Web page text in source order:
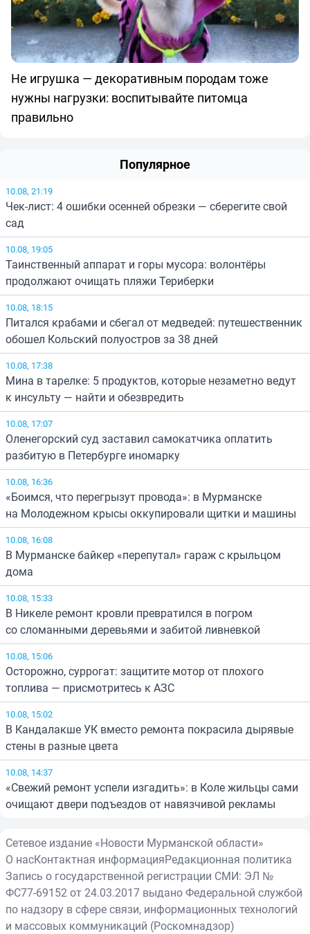
Не игрушка — декоративным породам тоже
нужны нагрузки: воспитывайте питомца
правильно
Популярное
10.08, 21:19
Чек-лист: 4 ошибки осенней обрезки — сберегите свой
сад
10.08, 19:05
Таинственный аппарат и горы мусора: волонтёры
продолжают очищать пляжи Териберки
10.08, 18:15
Питался крабами и сбегал от медведей: путешественник
обошел Кольский полуостров за 38 дней
10.08, 17:38
Мина в тарелке: 5 продуктов, которые незаметно ведут
к инсульту — найти и обезвредить
10.08, 17:07
Оленегорский суд заставил самокатчика оплатить
разбитую в Петербурге иномарку
10.08, 16:36
«Боимся, что перегрызут провода»: в Мурманске
на Молодежном крысы оккупировали щитки и машины
10.08, 16:08
В Мурманске байкер «перепутал» гараж с крыльцом
дома
10.08, 15:33
В Никеле ремонт кровли превратился в погром
со сломанными деревьями и забитой ливневкой
10.08, 15:06
Осторожно, суррогат: защитите мотор от плохого
топлива — присмотритесь к АЗС
10.08, 15:02
В Кандалакше УК вместо ремонта покрасила дырявые
стены в разные цвета
10.08, 14:37
«Свежий ремонт успели изгадить»: в Коле жильцы сами
очищают двери подъездов от навязчивой рекламы
Сетевое издание «Новости Мурманской области»
О насКонтактная информацияРедакционная политика
Запись о государственной регистрации СМИ: ЭЛ №
ФС77-69152 от 24.03.2017 выдано Федеральной службой
по надзору в сфере связи, информационных технологий
и массовых коммуникаций (Роскомнадзор)